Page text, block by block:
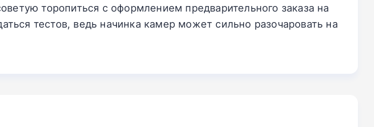
торопиться с оформлением предварительного заказа на
тестов, ведь начинка камер может сильно разочаровать на